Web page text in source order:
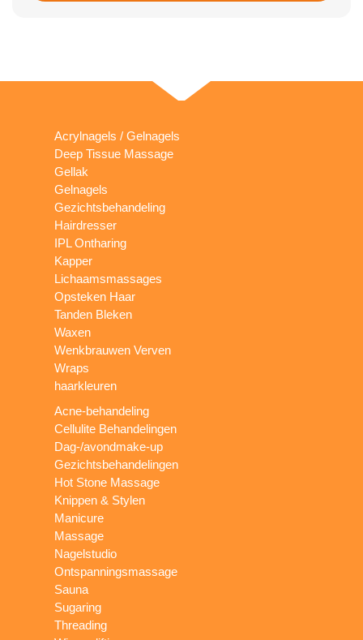
Acrylnagels / Gelnagels
Deep Tissue Massage
Gellak
Gelnagels
Gezichtsbehandeling
Hairdresser
IPL Ontharing
Kapper
Lichaamsmassages
Opsteken Haar
Tanden Bleken
Waxen
Wenkbrauwen Verven
Wraps
haarkleuren
Acne-behandeling
Cellulite Behandelingen
Dag-/avondmake-up
Gezichtsbehandelingen
Hot Stone Massage
Knippen & Stylen
Manicure
Massage
Nagelstudio
Ontspanningsmassage
Sauna
Sugaring
Threading